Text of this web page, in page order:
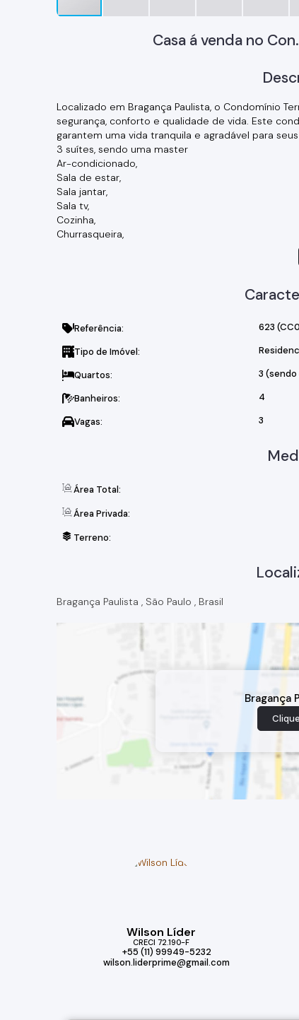
Casa á venda no
Localizado em Bragança Paulista, o Condomínio
segurança, conforto e qualidade de vida. Este
garantem uma vida tranquila e agradável para
3 suítes, sendo uma master
Ar-condicionado,
Sala de estar,
Sala jantar,
Sala tv,
Cozinha,
Churrasqueira,
Infraestrutura: Quadras de tênis, playgrounds,
Área Verde: Muita área verde e espaços
Localização: Próximo à Zona Sul de Bragança
deslocamento para o centro e outras áreas.
Comodidades: Piscina, churrasqueiras,
relaxamento.
Agende sua visita e descubra todas as
Referência: 623
Tipo de Imóvel:
Quartos: 3
Banheiros: 4
Vagas: 3
Área Total:
Área Privada:
Terreno:
Bragança Paulista , São Paulo , Brasil
Bragança
Wilson Líder
CRECI 72.190-F
+55 (11) 99949-5232
wilson.liderprime@gmail.com